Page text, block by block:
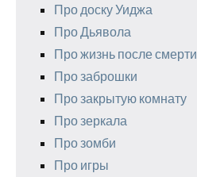
Про доску Уиджа
Про Дьявола
Про жизнь после смерти
Про заброшки
Про закрытую комнату
Про зеркала
Про зомби
Про игры